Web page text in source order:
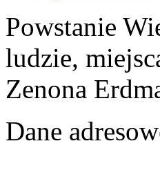
Powstanie
ludzie,
Zenona
Dane